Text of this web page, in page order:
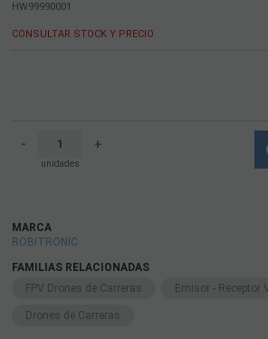
HW99990001
CONSULTAR STOCK Y PRECIO
-
unidades
+
MARCA
ROBITRONIC
FAMILIAS RELACIONADAS
FPV Drones de Carreras
Emisor - Receptor
Drones de Carreras